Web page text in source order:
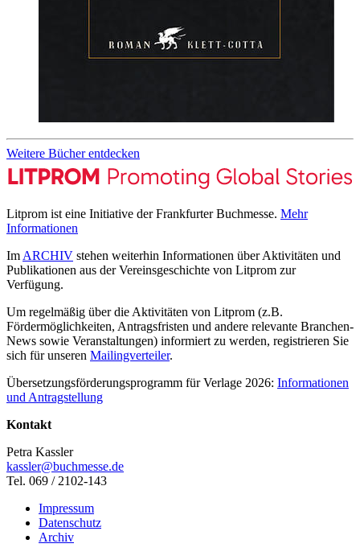
Weitere Bücher entdecken
Litprom ist eine Initiative der Frankfurter Buchmesse. Mehr
Informationen
Im ARCHIV stehen weiterhin Informationen über Aktivitäten und
Publikationen aus der Vereinsgeschichte von Litprom zur
Verfügung.
Um regelmäßig über die Aktivitäten von Litprom (z.B.
Fördermöglichkeiten, Antragsfristen und andere relevante Branchen-
News sowie Veranstaltungen) informiert zu werden, registrieren Sie
sich für unseren Mailingverteiler.
Übersetzungsförderungsprogramm für Verlage 2026: Informationen
und Antragstellung
Kontakt
Petra Kassler
kassler@buchmesse.de
Tel. 069 / 2102-143
Impressum
Datenschutz
Archiv